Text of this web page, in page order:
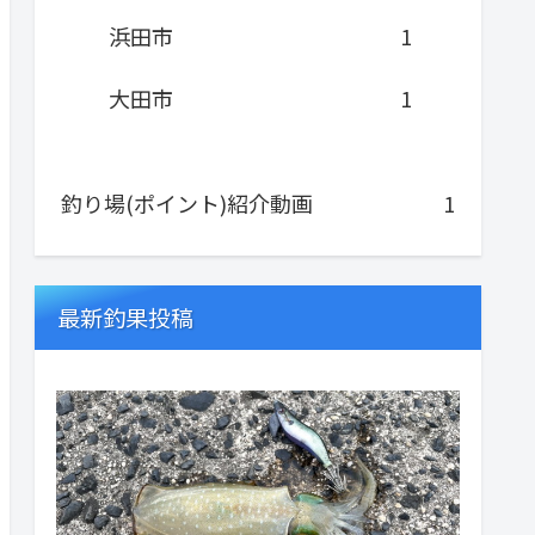
浜田市
1
大田市
1
釣り場(ポイント)紹介動画 1
最新釣果投稿